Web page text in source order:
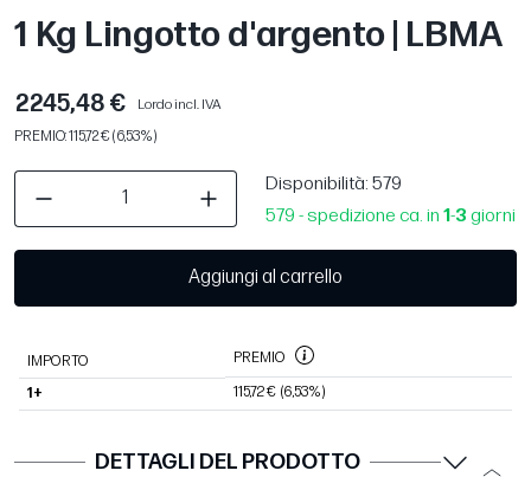
1 Kg Lingotto d'argento | LBMA
2245,48 €
Lordo incl. IVA
PREMIO: 115,72 € (6,53%)
Disponibilità: 579
579 - spedizione ca. in 1-3 giorni
Aggiungi al carrello
IMPORTO PREMIO
1+ 115,72 € (6,53%)
DETTAGLI DEL PRODOTTO